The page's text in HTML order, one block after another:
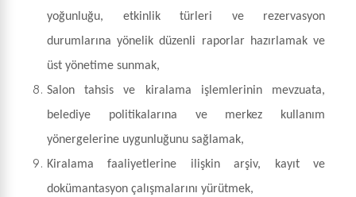
yoğunluğu, etkinlik türleri ve rezervasyon
durumlarına yönelik düzenli raporlar hazırlamak ve
üst yönetime sunmak,
Salon tahsis ve kiralama işlemlerinin mevzuata,
belediye politikalarına ve merkez kullanım
yönergelerine uygunluğunu sağlamak,
Kiralama faaliyetlerine ilişkin arşiv, kayıt ve
dokümantasyon çalışmalarını yürütmek,